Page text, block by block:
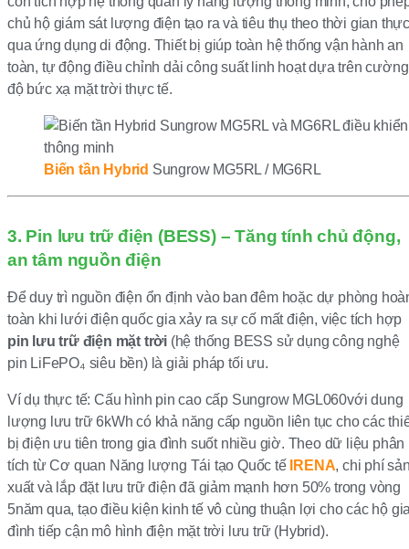
chủ hộ giám sát lượng điện tạo ra và tiêu thụ theo thời gian thực
qua ứng dụng di động. Thiết bị giúp toàn hệ thống vận hành an
toàn, tự động điều chỉnh dải công suất linh hoạt dựa trên cường
độ bức xạ mặt trời thực tế.
Biến tần Hybrid Sungrow MG5RL / MG6RL
3. Pin lưu trữ điện (BESS) – Tăng tính chủ động,
an tâm nguồn điện
Để duy trì nguồn điện ổn định vào ban đêm hoặc dự phòng
toàn khi lưới điện quốc gia xảy ra sự cố mất điện, việc tích hợp
pin lưu trữ điện mặt trời (hệ thống BESS sử dụng công nghệ
pin LiFePO₄ siêu bền) là giải pháp tối ưu.
Ví dụ thực tế: Cấu hình pin cao cấp Sungrow MGL060với dung
lượng lưu trữ 6kWh có khả năng cấp nguồn liên tục cho các
bị điện ưu tiên trong gia đình suốt nhiều giờ. Theo dữ liệu phân
tích từ Cơ quan Năng lượng Tái tạo Quốc tế IRENA, chi phí
xuất và lắp đặt lưu trữ điện đã giảm mạnh hơn 50% trong vòng
5năm qua, tạo điều kiện kinh tế vô cùng thuận lợi cho các hộ
đình tiếp cận mô hình điện mặt trời lưu trữ (Hybrid).